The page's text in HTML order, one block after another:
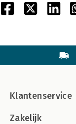
Klantenservice
Zakelijk